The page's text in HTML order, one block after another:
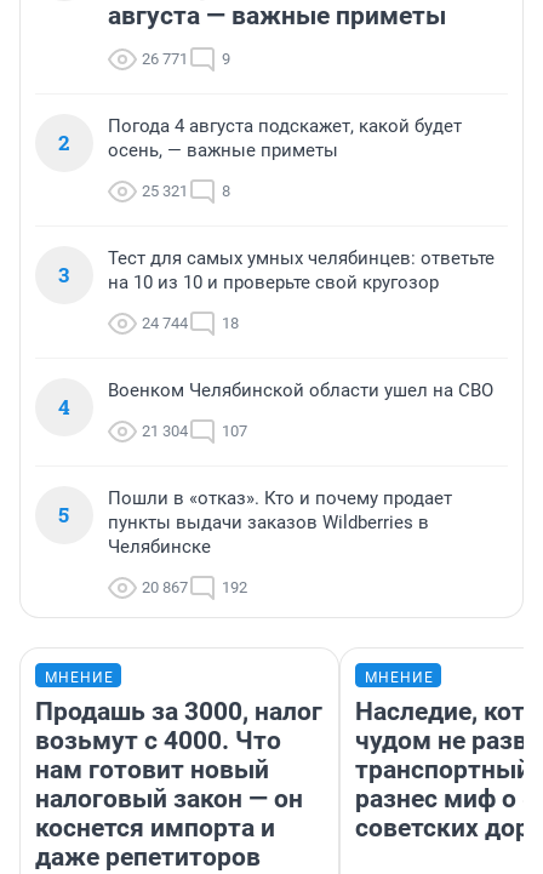
августа — важные приметы
26 771 9
2
Погода 4 августа подскажет, какой будет
осень, — важные приметы
25 321 8
3
Тест для самых умных челябинцев: ответьте
на 10 из 10 и проверьте свой кругозор
24 744 18
4
Военком Челябинской области ушел на СВО
21 304 107
5
Пошли в «отказ». Кто и почему продает
пункты выдачи заказов Wildberries в
Челябинске
20 867 192
МНЕНИЕ
Продашь за 3000, налог
возьмут с 4000. Что
нам готовит новый
налоговый закон — он
коснется импорта и
даже репетиторов
МНЕНИЕ
Наследие,
чудом не
транспортный
разнес миф о
советских